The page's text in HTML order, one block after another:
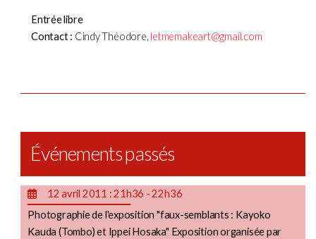
Entrée libre
Contact : Cindy Théodore, letmemakeart@gmail.com
Événements passés
12 avril 2011 : 21h36 - 22h36
Photographie de l'exposition "faux-semblants : Kayoko
Kauda (Tombo) et Ippei Hosaka" Exposition organisée par